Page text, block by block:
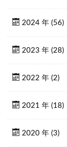
2024 年 (56)
2023 年 (28)
2022 年 (2)
2021 年 (18)
2020 年 (3)